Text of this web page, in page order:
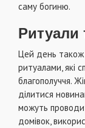
саму богиню.
Ритуали
Цей день також
ритуалами, які
благополуччя.
ділитися
можуть
домівок,